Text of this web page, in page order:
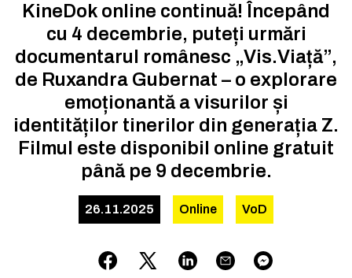
KineDok online continuă! Începând
cu 4 decembrie, puteți urmări
documentarul românesc „Vis.Viață”,
de Ruxandra Gubernat – o explorare
emoționantă a visurilor și
identităților tinerilor din generația Z.
Filmul este disponibil online gratuit
până pe 9 decembrie.
26.11.2025 Online VoD